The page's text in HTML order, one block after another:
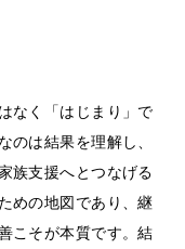
なく「はじまり」で
のは結果を理解し、
族支援へとつなげる
めの地図であり、継
こそが本質です。結